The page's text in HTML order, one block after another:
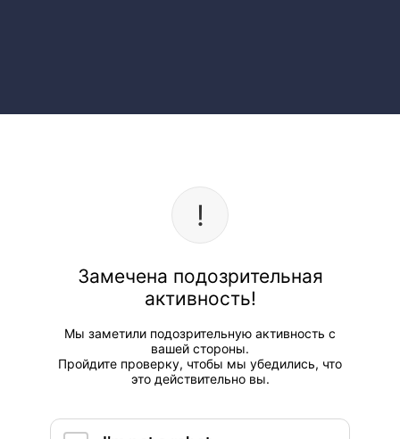
Замечена подозрительная
активность!
Мы заметили подозрительную активность с
вашей стороны.
Пройдите проверку, чтобы мы убедились, что
это действительно вы.